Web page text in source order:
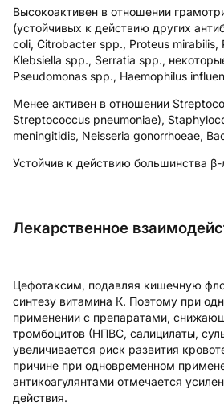
Высокоактивен в отношении
(устойчивых к действию других
coli, Citrobacter spp., Proteus mirabilis,
Klebsiella spp., Serratia spp.,
Pseudomonas spp., Haemophilus
Менее активен в отношении
Streptococcus pneumoniae),
meningitidis, Neisseria gonorrhoeae,
Устойчив к действию большинства β-
Лекарственное
Цефотаксим, подавляя кишечную
синтезу витамина К. Поэтому при
применении с препаратами,
тромбоцитов (НПВС, салицилаты,
увеличивается риск развития
причине при одновременном
антикоагулянтами отмечается
действия.